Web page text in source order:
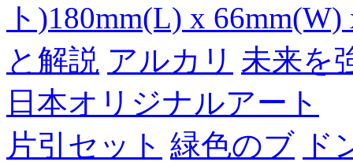
ト)180mm(L) x
と解説 アルカリ 未来を
日本オリジナルアート
片引セット 緑色のブ ド